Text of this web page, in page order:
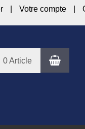
Votre compte
0 Article Panier